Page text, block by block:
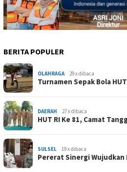
BERITA POPULER
OLAHRAGA 29 x dibaca
Turnamen Sepak Bola
DAERAH 27 x dibaca
HUT RI Ke 81, Camat
SULSEL 19 x dibaca
Pererat Sinergi